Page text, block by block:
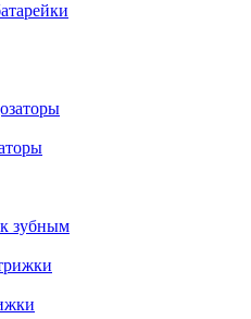
зубным